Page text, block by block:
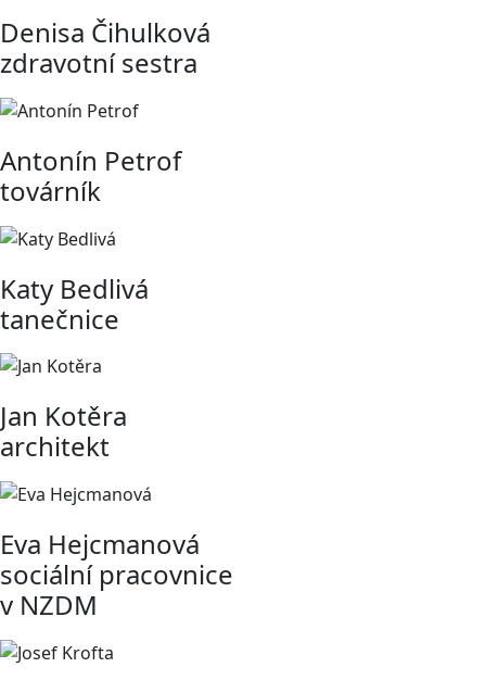
Denisa Čihulková
zdravotní sestra
Antonín Petrof
továrník
Katy Bedlivá
tanečnice
Jan Kotěra
architekt
Eva Hejcmanová
sociální pracovnice
v NZDM